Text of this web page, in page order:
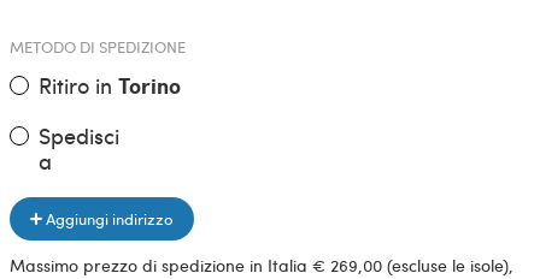
METODO DI SPEDIZIONE
Ritiro in Torino
Spedisci
a
Aggiungi indirizzo
Massimo prezzo di spedizione in Italia € 269,00 (escluse le isole),